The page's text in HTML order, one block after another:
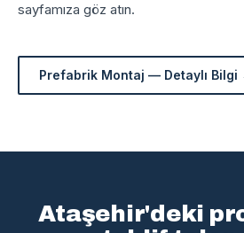
sayfamıza göz atın.
Prefabrik Montaj — Detaylı Bilgi
Ataşehir'deki